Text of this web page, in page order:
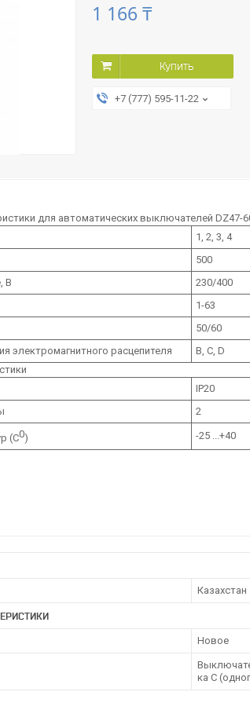
1 166 ₸
Купить
+7 (777) 595-11-22
для автоматических выключателей DZ47-
1, 2, 3, 4
500
B
230/400
1-63
50/60
электромагнитного расцепителя
B, C, D
IP20
2
(С0) -25 ...+40
Казахстан
Новое
ка С